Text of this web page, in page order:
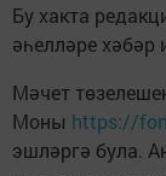
Бу хакта
әһелләре хәбәр
Мәчет
Моны https://
эшләргә була.